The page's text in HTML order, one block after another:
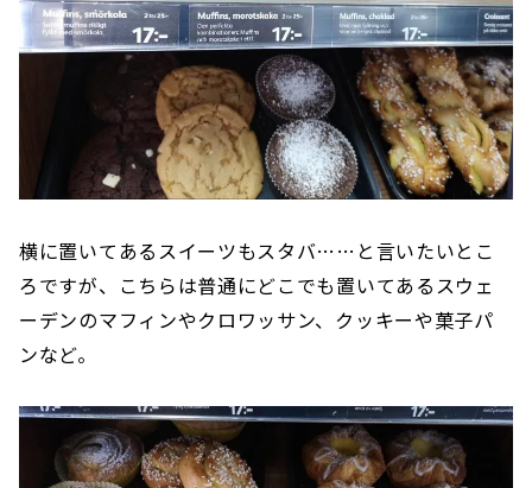
横に置いてあるスイーツもスタバ……と言いたいとこ
ろですが、こちらは普通にどこでも置いてあるスウェ
ーデンのマフィンやクロワッサン、クッキーや菓子パ
ンなど。